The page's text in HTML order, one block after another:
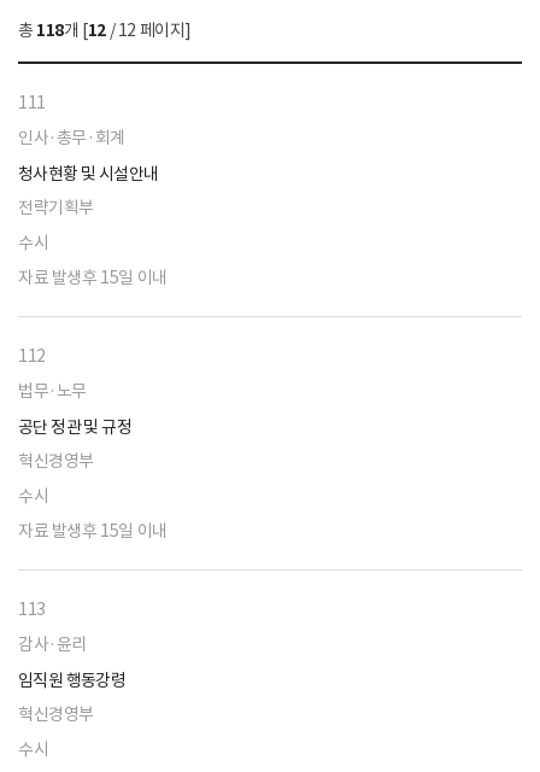
선
택
총 118개 [12 / 12 페이지]
111
인사·총무·회계
청사현황 및 시설안내
전략기획부
수시
자료 발생후 15일 이내
112
법무·노무
공단 정관 및 규정
혁신경영부
수시
자료 발생후 15일 이내
113
감사·윤리
임직원 행동강령
혁신경영부
수시